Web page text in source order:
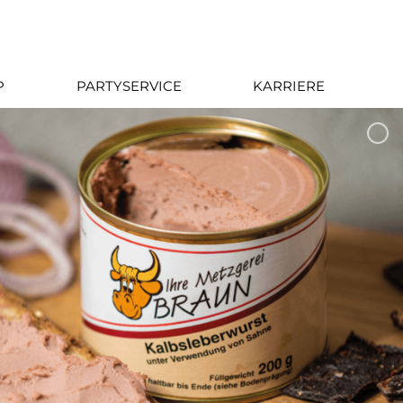
Kübelberg
Lidl
PARTYSERVICE KARRIERE